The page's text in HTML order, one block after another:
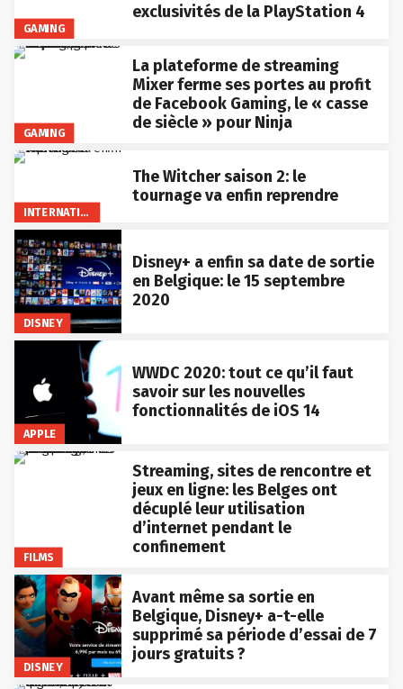
GAMING
exclusivités de la PlayStation 4
GAMING
La plateforme de streaming
Mixer ferme ses portes au profit
de Facebook Gaming, le « casse
de siècle » pour Ninja
INTERNATIONAL
The Witcher saison 2: le
tournage va enfin reprendre
DISNEY
Disney+ a enfin sa date de sortie
en Belgique: le 15 septembre
2020
APPLE
WWDC 2020: tout ce qu’il faut
savoir sur les nouvelles
fonctionnalités de iOS 14
FILMS
Streaming, sites de rencontre et
jeux en ligne: les Belges ont
décuplé leur utilisation
d’internet pendant le
confinement
DISNEY
Avant même sa sortie en
Belgique, Disney+ a-t-elle
supprimé sa période d’essai de 7
jours gratuits ?